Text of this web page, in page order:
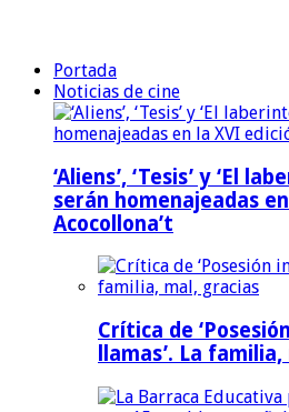
Portada
Noticias de cine
‘Aliens’, ‘Tesis’ y ‘El
serán homenajeadas
Acocollona’t
Crítica de
llamas’. La